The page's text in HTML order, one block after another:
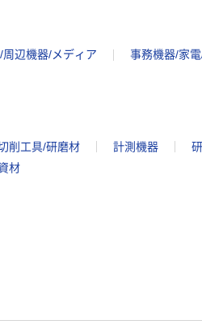
周辺機器/メディア 事務機器/家
削工具/研磨材 計測機器
材